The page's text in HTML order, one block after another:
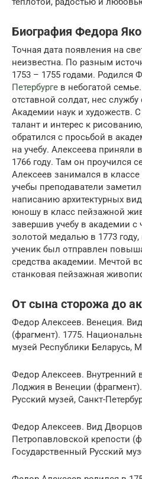
Биография Федора
Точная дата появления на
неизвестна. По разным
1753 – 1755 годами. Родился
Петербурге в небогатой
отставной солдат, нес
Академии наук и художеств.
талант и интерес к
обратился с просьбой в
на учебу. Алексеева приняли
1766 году. Там он проучился
Алексеев занимался в
учебы преподаватели
написанию архитектурных
юношу в класс пейзажной
завершив учебу в академии с
золотой медалью в 1773
ученик был отправлен
средства академии. Мечтой
станковая пейзажная
От сына сторожа до
Федор Алексеев. Венеция.
(фрагмент). 1775.
музей Республики Беларусь,
Федор Алексеев. Внутренний
Лоджия в Венеции
Русский музей, Санкт-
Федор Алексеев. Вид
Петропавловской крепости
Государственный Русский